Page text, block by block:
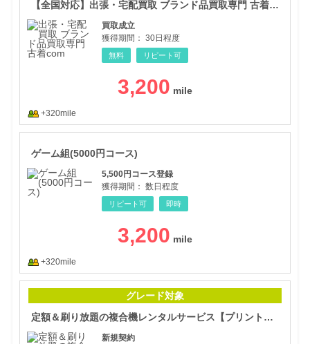
【全国対応】出張・宅配買取 ブランド品買取専門 古着com
買取成立
獲得期間： 30日程度
無料 リピート可
3,200
+320mile
ゲーム組(5000円コース)
5,500円コース登録
獲得期間： 数日程度
リピート可 即時
3,200
+320mile
グレード対象
定額＆刷り放題の複合機レンタルサービス【プリント革命】
新規契約